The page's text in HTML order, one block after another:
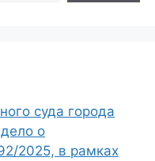
суда города
о
2025, в рамках